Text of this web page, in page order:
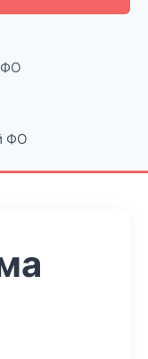
ФО
ФО